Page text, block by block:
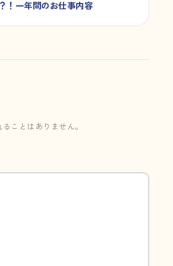
！一年間のお仕事内容
ことはありません。